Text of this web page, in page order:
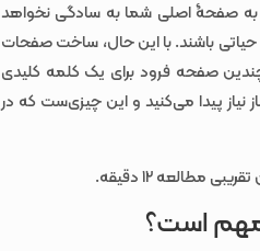
صفحۀ اصلی شما به سادگی نخواهد
باشند. با این حال، ساخت صفحات
صفحه فرود برای یک کلمه کلیدی
پیدا می‌کنید و این چیزی‌ست که در
مهم است؟